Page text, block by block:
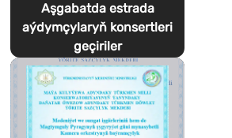
Aşgabatda estrada
aýdymçylaryň konsertleri
geçiriler